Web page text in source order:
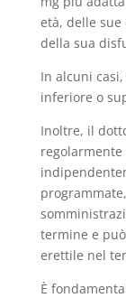
età, delle
della sua
In alcuni
inferiore o
Inoltre, il
termine e
erettile nel
È